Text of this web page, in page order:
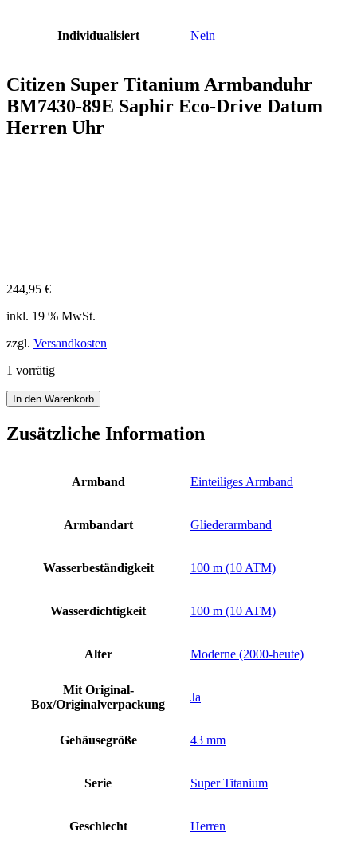
Individualisiert Nein
Citizen Super Titanium Armbanduhr
BM7430-89E Saphir Eco-Drive Datum
Herren Uhr
244,95 €
inkl. 19 % MwSt.
zzgl. Versandkosten
1 vorrätig
Citizen
Super
Titanium
Armbanduhr
In den Warenkorb
Zusätzliche Information
Armband Einteiliges Armband
Armbandart Gliederarmband
Wasserbeständigkeit 100 m (10 ATM)
Wasserdichtigkeit 100 m (10 ATM)
Alter Moderne (2000-heute)
Mit Original-
Box/Originalverpackung
Ja
Gehäusegröße 43 mm
Serie Super Titanium
Geschlecht Herren